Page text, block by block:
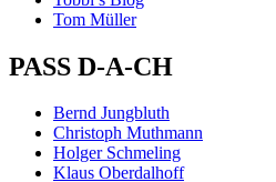
Tom Müller
PASS D-A-CH
Bernd Jungbluth
Christoph Muthmann
Holger Schmeling
Klaus Oberdalhoff